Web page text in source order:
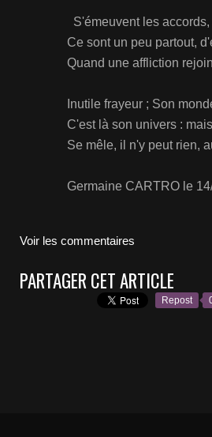
S'émeuvent les
Ce sont un peu partout,
Quand une affliction
Inutile frayeur ; Son
C'est là son univers :
Se mêle, il n'y peut rien,
Germaine CARTRO le
Voir les commentaires
PARTAGER CET ARTICLE
Repost